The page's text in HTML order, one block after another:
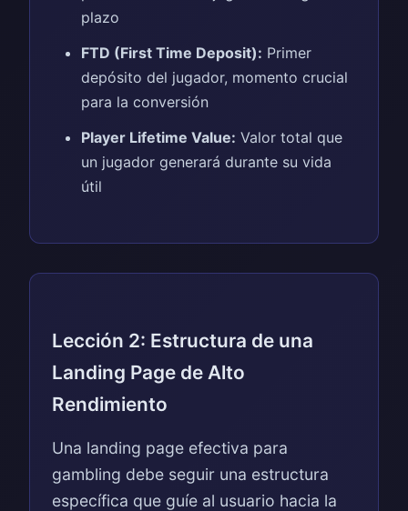
plazo
FTD (First Time Deposit): Primer
depósito del jugador, momento crucial
para la conversión
Player Lifetime Value: Valor total que
un jugador generará durante su vida
útil
Lección 2: Estructura de una
Landing Page de Alto
Rendimiento
Una landing page efectiva para
gambling debe seguir una estructura
específica que guíe al usuario hacia la